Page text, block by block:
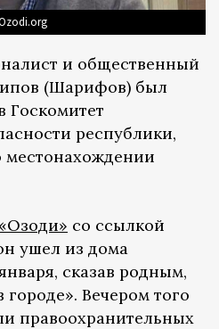
и общественный
(Шарифов) был
Госкомитет
республики,
местонахождении
со ссылкой
ушел из дома
сказав родным,
городе». Вечером того
правоохранительных